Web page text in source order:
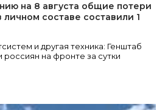
на 8 августа общие потери
составе составили 1
и другая техника: Генштаб
на фронте за сутки